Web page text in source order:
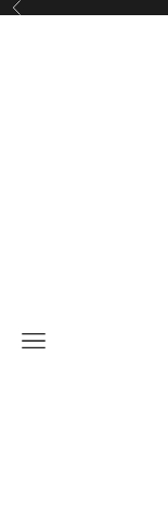
Zum Inhalt springen
Zurück
Menü